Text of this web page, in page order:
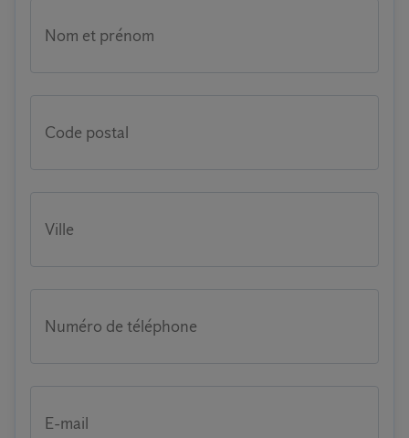
Nom et prénom
Code postal
Ville
Numéro de téléphone
E-mail